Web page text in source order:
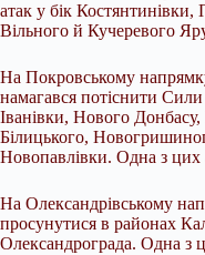
атак у бік Костянтинівки,
Вільного й Кучеревого
На Покровському
намагався потіснити
Іванівки, Нового
Білицького,
Новопавлівки. Одна з цих
На Олександрівському
просунутися в районах
Олександрограда. Одна з